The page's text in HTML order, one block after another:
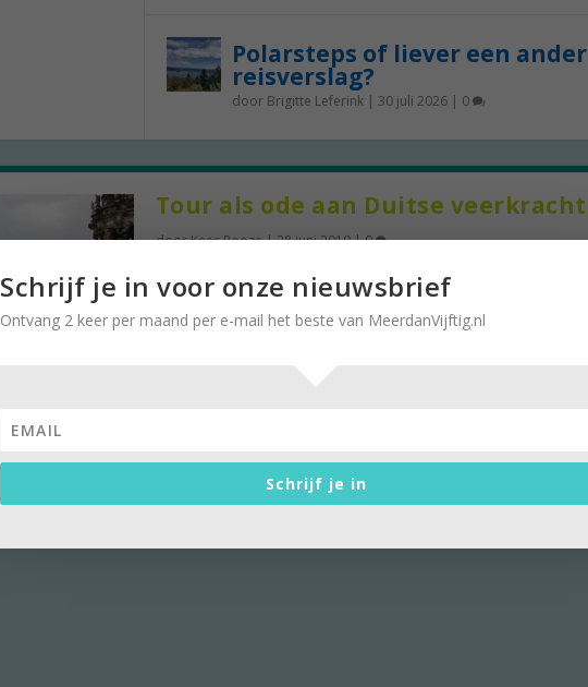
Polarsteps of liever een ander
reisverslag?
door Brigitte Leferink| 30 juli 2026| 0
Tour als ode aan Duitse veerkracht
doorKees Rooze|28 juni 2019|0
Via Maagdenburg, Leipzig naar Dresden en…. weer
terug Het idee was om richting de Oostduitse...
Schrijf je in voor onze nieuwsbrief
Ontvang 2 keer per maand per e-mail het beste van MeerdanVijftig.nl
Schrijf je in